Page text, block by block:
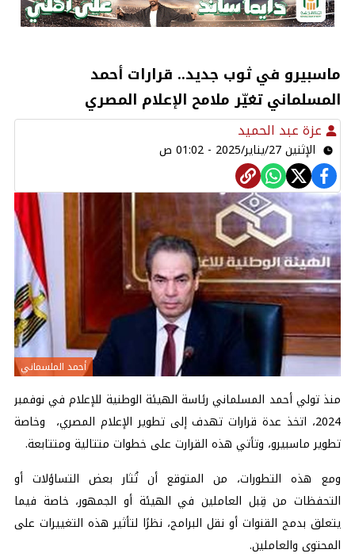
ماسبيرو في ثوب جديد.. قرارات أحمد
المسلماني تغيّر ملامح الإعلام المصري
عزة عبد الحميد
الإثنين 27/يناير/2025 - 01:02 ص
أحمد الملسماني
منذ تولي أحمد المسلماني رئاسة الهيئة الوطنية للإعلام في نوفمبر
2024، اتخذ عدة قرارات تهدف إلى تطوير الإعلام المصري، وخاصة
تطوير ماسبيرو، وتأتي هذه القرارت على خطوات متتالية ومتتابعة.
ومع هذه التطورات، من المتوقع أن تُثار بعض التساؤلات أو
التحفظات من قِبل العاملين في الهيئة أو الجمهور، خاصة فيما
يتعلق بدمج القنوات أو نقل البرامج، نظرًا لتأثير هذه التغييرات على
المحتوى والعاملين.